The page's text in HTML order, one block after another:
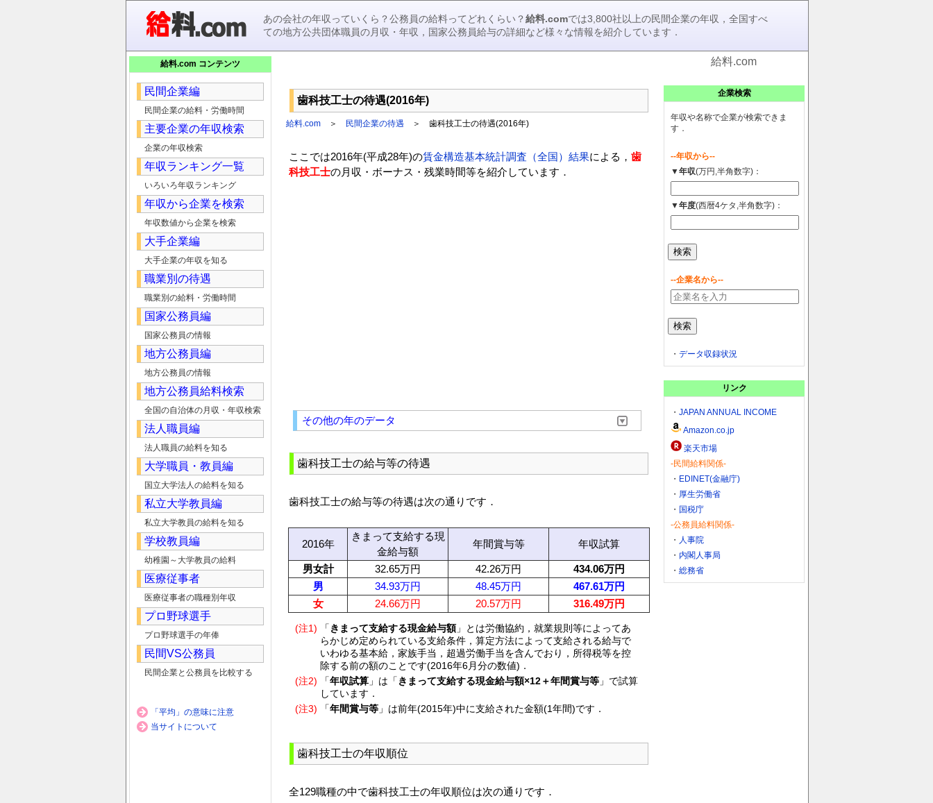
あの会社の年収っていくら？公務員の給料ってどれくらい？給料.comでは3,800社以上の民間企業の年収，全国すべ
ての地方公共団体職員の月収・年収，国家公務員給与の詳細など様々な情報を紹介しています．
歯科技工士の待遇(2016年)
給料.com ＞ 民間企業の待遇 ＞ 歯科技工士の待遇(2016年)
ここでは2016年(平成28年)の賃金構造基本統計調査（全国）結果による， 歯
科技工士の月収・ボーナス・残業時間等を紹介しています．
その他の年のデータ
歯科技工士の給与等の待遇
歯科技工士の給与等の待遇は次の通りです．
2016年
きまって支給する現
金給与額
年間賞与等 年収試算
男女計 32.65万円 42.26万円
434.06万円
男
34.93万円 48.45万円
467.61万円
女
24.66万円 20.57万円 316.49万円
(注1) 「 きまって支給する現金給与額」とは労働協約，就業規則等によってあ
らかじめ定められている支給条件，算定方法によって支給される給与で
いわゆる基本給，家族手当，超過労働手当を含んでおり，所得税等を控
除する前の額のことです(2016年6月分の数値)．
(注2)
「年収試算 」は「 きまって支給する現金給与額×12＋年間賞与等 」で試算
しています．
(注3)
「年間賞与等 」は前年(2015年)中に支給された金額(1年間)です．
歯科技工士の年収順位
全129職種の中で歯科技工士の年収順位は次の通りです．
給料.com コンテンツ
民間企業編
民間企業の給料・労働時間
主要企業の年収検索
企業の年収検索
年収ランキング一覧
いろいろ年収ランキング
年収から企業を検索
年収数値から企業を検索
大手企業編
大手企業の年収を知る
職業別の待遇
職業別の給料・労働時間
国家公務員編
国家公務員の情報
地方公務員編
地方公務員の情報
地方公務員給料検索
全国の自治体の月収・年収検索
法人職員編
法人職員の給料を知る
大学職員・教員編
国立大学法人の給料を知る
私立大学教員編
私立大学教員の給料を知る
学校教員編
幼稚園～大学教員の給料
医療従事者
医療従事者の職種別年収
プロ野球選手
プロ野球選手の年俸
民間VS公務員
民間企業と公務員を比較する
「平均」の意味に注意
当サイトについて
給料.com
企業検索
年収や名称で企業が検索できま
す．
--年収から--
▼年収(万円,半角数字)：
▼年度(西暦4ケタ,半角数字)：
--企業名から--
・ データ収録状況
リンク
・ JAPAN ANNUAL INCOME
Amazon.co.jp
楽天市場
-民間給料関係-
・ EDINET(金融庁)
・ 厚生労働省
・ 国税庁
-公務員給料関係-
・ 人事院
・ 内閣人事局
・ 総務省